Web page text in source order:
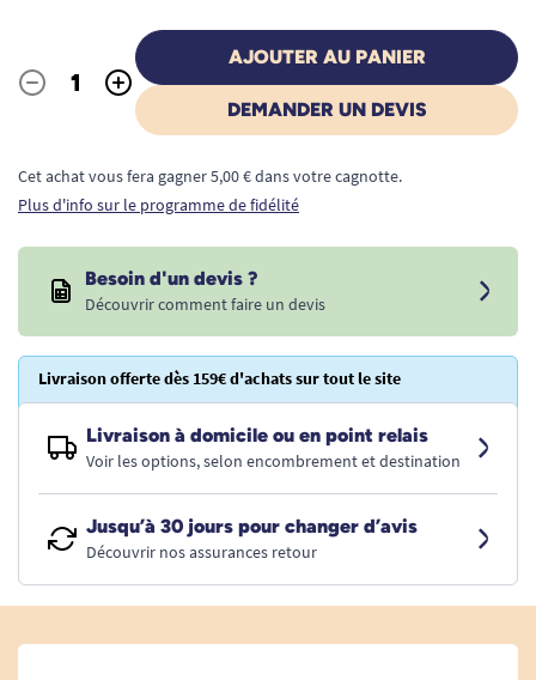
Quantité
- +
AJOUTER AU PANIER
DEMANDER UN DEVIS
Cet achat vous fera gagner 5,00 € dans votre cagnotte.
Plus d'info sur le programme de fidélité
Besoin d'un devis ?
Découvrir comment faire un devis
Livraison offerte dès 159€ d'achats sur tout le site
Livraison à domicile ou en point relais
Voir les options, selon encombrement et destination
Jusqu’à 30 jours pour changer d’avis
Découvrir nos assurances retour